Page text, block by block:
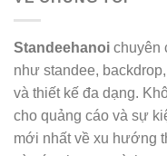
Standeehanoi chuyên
như standee,
và thiết kế đa dạng.
cho quảng cáo và sự
mới nhất về xu hướng